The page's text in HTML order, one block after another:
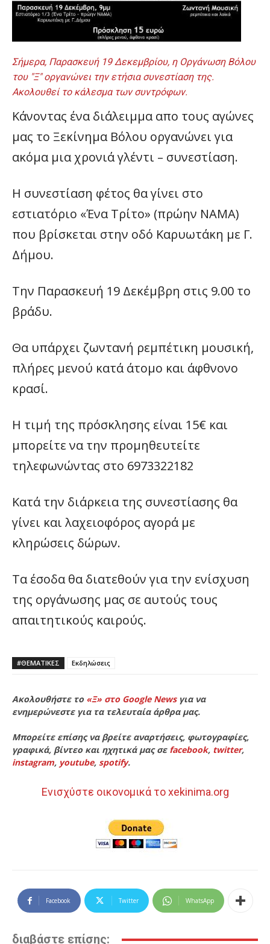
Σήμερα, Παρασκευή 19 Δεκεμβρίου, η Οργάνωση Βόλου
του "Ξ" οργανώνει την ετήσια συνεστίαση της.
Ακολουθεί το κάλεσμα των συντρόφων.
Κάνοντας ένα διάλειμμα απο τους αγώνες
μας το Ξεκίνημα Βόλου οργανώνει για
ακόμα μια χρονιά γλέντι – συνεστίαση.
Η συνεστίαση φέτος θα γίνει στο
εστιατόριο «Ένα Τρίτο» (πρώην ΝΑΜΑ)
που βρίσκεται στην οδό Καρυωτάκη με Γ.
Δήμου.
Την Παρασκευή 19 Δεκέμβρη στις 9.00 το
βράδυ.
Θα υπάρχει ζωντανή ρεμπέτικη μουσική,
πλήρες μενού κατά άτομο και άφθνονο
κρασί.
Η τιμή της πρόσκλησης είναι 15€ και
μπορείτε να την προμηθευτείτε
τηλεφωνώντας στο 6973322182
Κατά την διάρκεια της συνεστίασης θα
γίνει και λαχειοφόρος αγορά με
κληρώσεις δώρων.
Τα έσοδα θα διατεθούν για την ενίσχυση
της οργάνωσης μας σε αυτούς τους
απαιτητικούς καιρούς.
#ΘΕΜΑΤΙΚΈΣ Εκδηλώσεις
Ακολουθήστε το «Ξ» στο Google Newsγια να
ενημερώνεστε για τα τελευταία άρθρα μας.
Μπορείτε επίσης να βρείτε αναρτήσεις, φωτογραφίες,
γραφικά, βίντεο και ηχητικά μας σε facebook, twitter,
instagram, youtube, spotify.
Ενισχύστε οικονομικά το xekinima.org
Facebook Twitter WhatsApp
διαβάστε επίσης: